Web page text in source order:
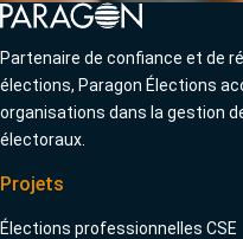
Partenaire de confiance et de
élections, Paragon Élections
organisations dans la gestion
électoraux.
Projets
Élections professionnelles CSE